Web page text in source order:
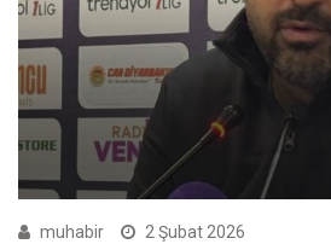
muhabir 2 Şubat 2026